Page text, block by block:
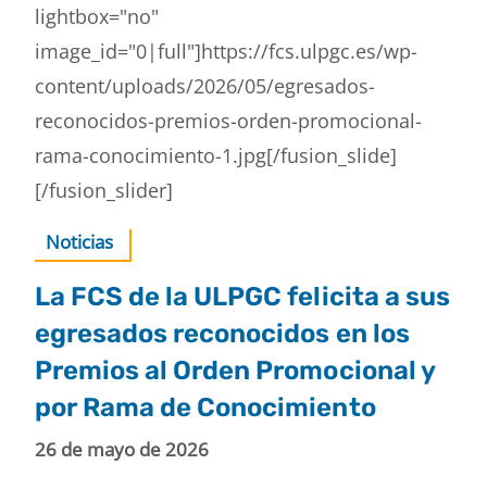
lightbox="no"
image_id="0|full"]https://fcs.ulpgc.es/wp-
content/uploads/2026/05/egresados-
reconocidos-premios-orden-promocional-
rama-conocimiento-1.jpg[/fusion_slide]
[/fusion_slider]
Noticias
La FCS de la ULPGC felicita a sus
egresados reconocidos en los
Premios al Orden Promocional y
por Rama de Conocimiento
26 de mayo de 2026